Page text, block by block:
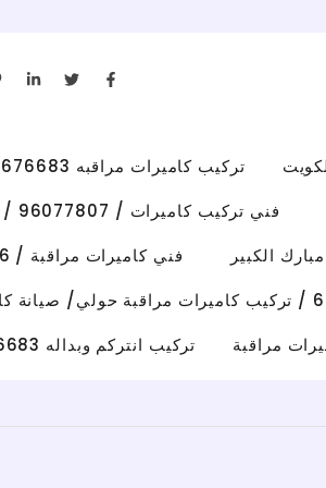
F
a
o
k
f
T
w
r
L
i
i
n
i
تركيب كاميرات مراقبه 67676683 رقم فني كاميرات مراقبه الكويت
فني تركيب كاميرات / 96077807 / تركيب كاميرات الاحمدي
فني كاميرات مراقبة / 50383036 / تركيب كاميرات الفروانية
تركيب انتركم وبداله 67676683 فني تصليح انتركم وكاميرات